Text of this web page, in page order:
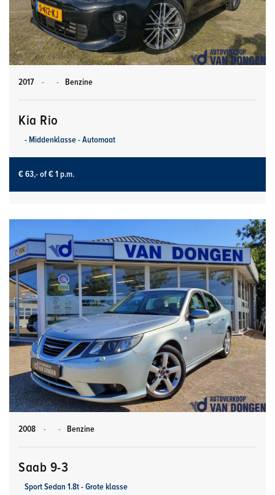
2017 - - Benzine
Kia Rio
- Middenklasse - Automaat
€ 63,-of € 1 p.m.
2008 - - Benzine
Saab 9-3
Sport Sedan 1.8t - Grote klasse